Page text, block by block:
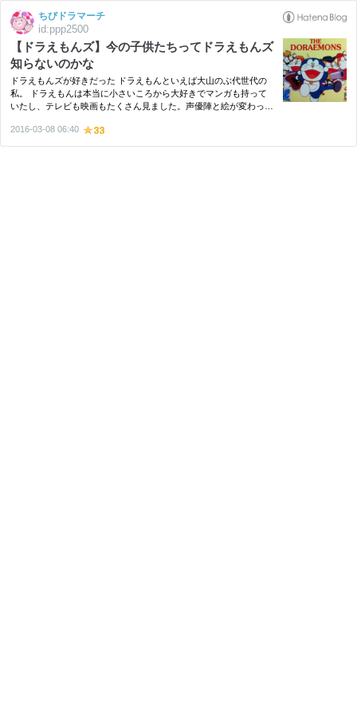
ちびドラマーチ
id:ppp2500
【ドラえもんズ】今の子供たちってドラえもんズ
知らないのかな
ドラえもんズが好きだった ドラえもんといえば大山のぶ代世代の
私。 ドラえもんは本当に小さいころから大好きでマンガも持って
いたし、テレビも映画もたくさん見ました。声優陣と絵が変わって
れずに、またもう大きくなっていたので今の水田わさびドラえも
ん…
2016-03-08 06:40